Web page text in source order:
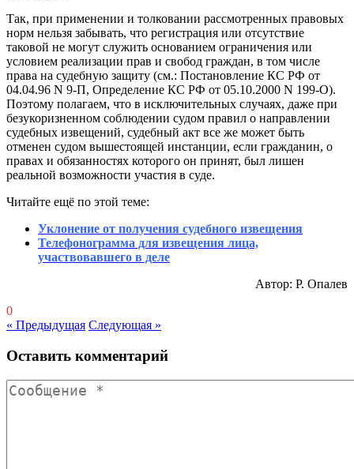
Так, при применении и толковании рассмотренных правовых
норм нельзя забывать, что регистрация или отсутствие
таковой не могут служить основанием ограничения или
условием реализации прав и свобод граждан, в том числе
права на судебную защиту (см.: Постановление КС РФ от
04.04.96 N 9-П, Определение КС РФ от 05.10.2000 N 199-О).
Поэтому полагаем, что в исключительных случаях, даже при
безукоризненном соблюдении судом правил о направлении
судебных извещений, судебный акт все же может быть
отменен судом вышестоящей инстанции, если гражданин, о
правах и обязанностях которого он принят, был лишен
реальной возможности участия в суде.
Читайте ещё по этой теме:
Уклонение от получения судебного извещения
Телефонограмма для извещения лица,
участвовавшего в деле
Автор: Р. Опалев
0
« Предыдущая Следующая »
Оставить комментарий